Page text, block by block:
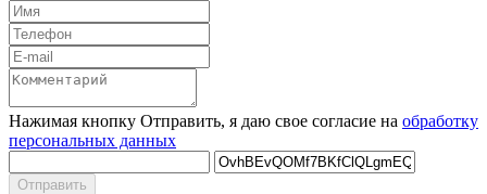
Нажимая кнопку Отправить, я даю свое согласие на обработку
персональных данных
Отправить